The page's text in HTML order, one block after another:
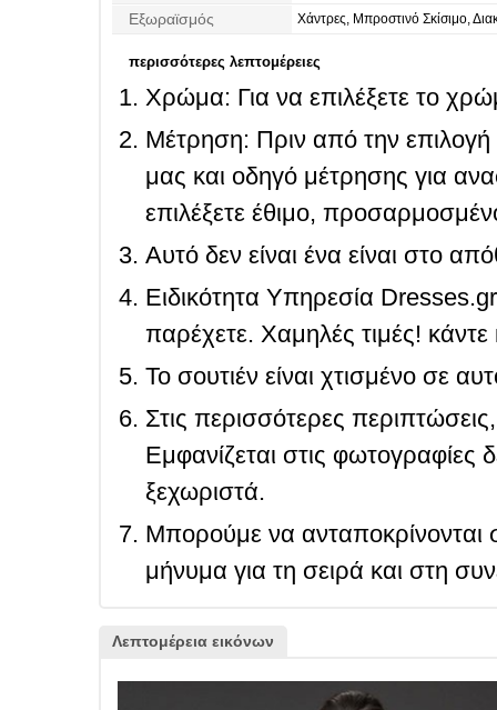
Εξωραϊσμός Χάντρες, Μπροστινό Σκίσιμο,
περισσότερες λεπτομέρειες
Χρώμα: Για να επιλέξετε το
Μέτρηση: Πριν από την
μας και οδηγό μέτρησης για
επιλέξετε έθιμο,
Αυτό δεν είναι ένα είναι στο
Ειδικότητα Υπηρεσία
παρέχετε. Χαμηλές τιμές! κάντε
Το σουτιέν είναι χτισμένο σε
Στις περισσότερες
Εμφανίζεται στις φωτογραφίες
ξεχωριστά.
Μπορούμε να ανταποκρίνονται
μήνυμα για τη σειρά και στη
Λεπτομέρεια εικόνων